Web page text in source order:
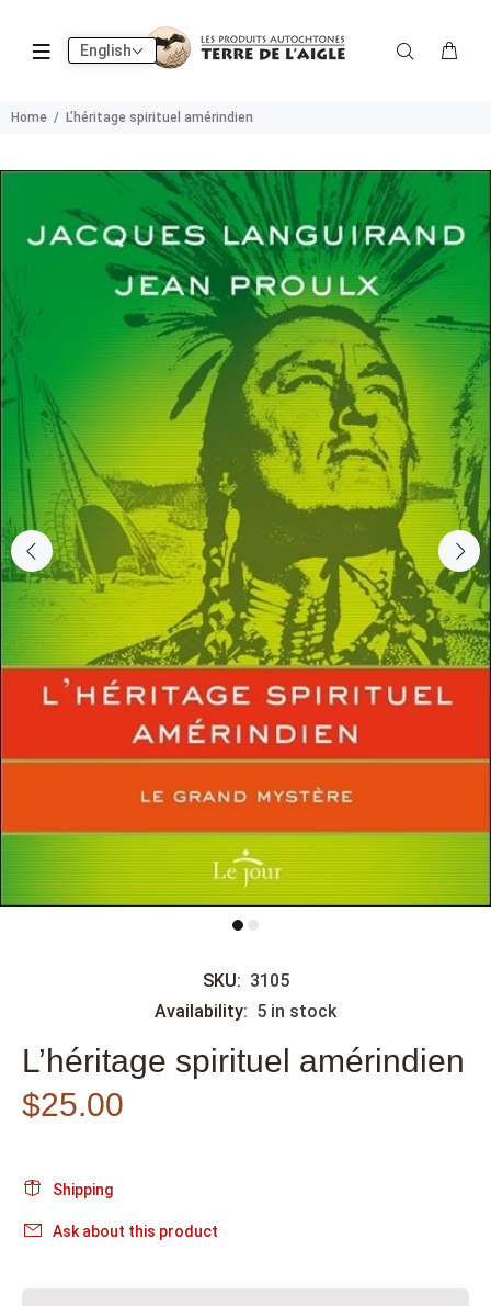
Home L’héritage spirituel amérindien
SKU: 3105
Availability: 5 in stock
L’héritage spirituel amérindien
$25.00
Shipping
Ask about this product
English